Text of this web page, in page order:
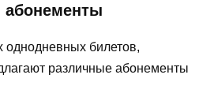
абонементы
билетов,
различные абонементы